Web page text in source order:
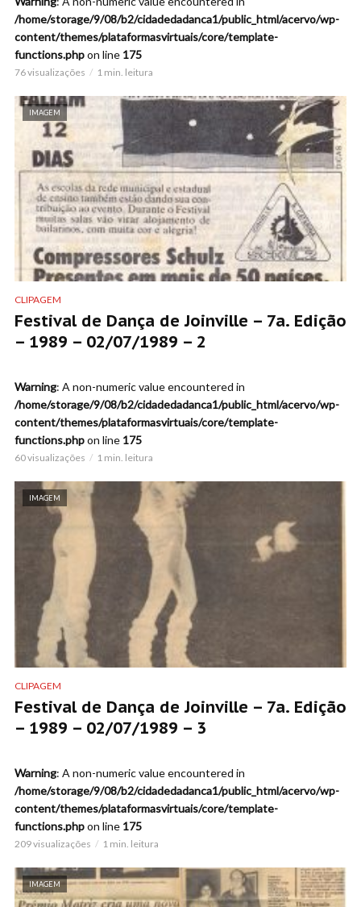
/home/storage/9/08/b2/cidadedadanca1/public_html/acervo/wp-
content/themes/plataformasvirtuais/core/template-
functions.phpon line 175
76 visualizações 1 min. leitura
IMAGEM
CLIPAGEM
Festival de Dança de Joinville – 7a. Edição
– 1989 – 02/07/1989 – 2
Warning: A non-numeric value encountered in
/home/storage/9/08/b2/cidadedadanca1/public_html/acervo/wp-
content/themes/plataformasvirtuais/core/template-
functions.phpon line 175
60 visualizações 1 min. leitura
IMAGEM
CLIPAGEM
Festival de Dança de Joinville – 7a. Edição
– 1989 – 02/07/1989 – 3
Warning: A non-numeric value encountered in
/home/storage/9/08/b2/cidadedadanca1/public_html/acervo/wp-
content/themes/plataformasvirtuais/core/template-
functions.phpon line 175
209 visualizações 1 min. leitura
IMAGEM